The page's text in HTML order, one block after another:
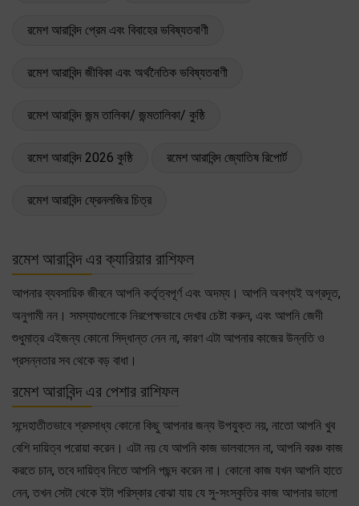
রমেশ আরাবিন্দ প্রেম এবং বিবাহের ভবিষ্যতবাণী
রমেশ আরাবিন্দ জীবিকা এবং অর্থনৈতিক ভবিষ্যতবাণী
রমেশ আরাবিন্দ জন্ম তালিকা/ জন্মতালিকা/ কুষ্ঠি
রমেশ আরাবিন্দ 2026 কুষ্ঠি রমেশ আরাবিন্দ জ্যোতিষ রিপোর্ট
রমেশ আরাবিন্দ ফ্রেনলজির চিত্র
রমেশ আরাবিন্দ এর ক্যারিয়ার রাশিফল
আপনার ব্যবসায়িক জীবনে আপনি কর্তৃত্বপূর্ণ এবং অদম্য। আপনি অবশ্যই অগ্রদূত,
অনুগামী নন। সমস্যাগুলোকে নিরপেক্ষভাবে দেখার চেষ্টা করুন, এবং আপনি জেদী
শুধুমাত্র এইজন্য কোনো সিদ্ধান্ত নেন না, কারণ এটা আপনার কাজের উন্নতি ও
প্রসন্নতার সব থেকে বড় বাধা।
রমেশ আরাবিন্দ এর পেশার রাশিফল
সন্দেহাতীতভাবে শ্রমসাধ্য কোনো কিছু আপনার জন্য উপযুক্ত নয়, নাতো আপনি খুব
বেশি দায়িত্ব পরোয়া করেন। এটা নয় যে আপনি কাজ ভালবাসেন না, আপনি বরঞ্চ কাজ
করতে চান, তবে দায়িত্ব নিতে আপনি পছন্দ করেন না। কোনো কাজ যখন আপনি হাতে
নেন, তখন সেটা থেকে ইটা পরিস্কার বোঝা যায় যে সু-সংস্কৃতির কাজ আপনার ভালো